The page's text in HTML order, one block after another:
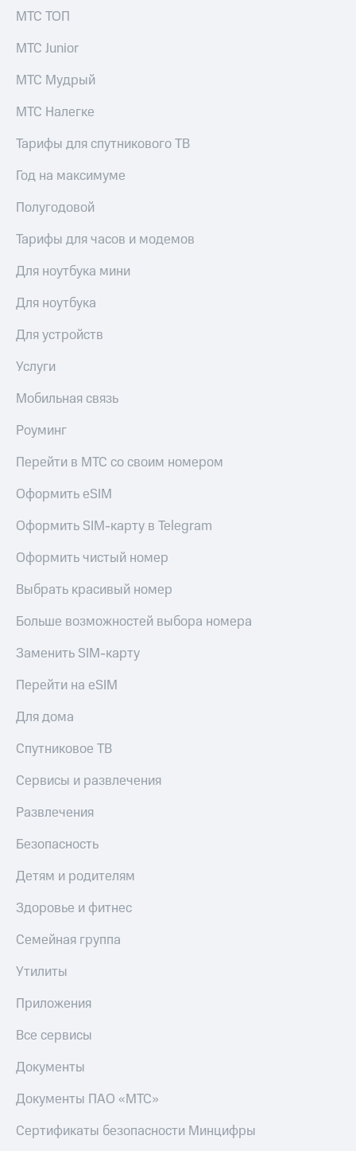
МТС ТОП
МТС Junior
МТС Мудрый
МТС Налегке
Тарифы для спутникового ТВ
Год на максимуме
Полугодовой
Тарифы для часов и модемов
Для ноутбука мини
Для ноутбука
Для устройств
Услуги
Мобильная связь
Роуминг
Перейти в МТС со своим номером
Оформить eSIM
Оформить SIM-карту в Telegram
Оформить чистый номер
Выбрать красивый номер
Больше возможностей выбора номера
Заменить SIM-карту
Перейти на eSIM
Для дома
Спутниковое ТВ
Сервисы и развлечения
Развлечения
Безопасность
Детям и родителям
Здоровье и фитнес
Семейная группа
Утилиты
Приложения
Все сервисы
Документы
Документы ПАО «МТС»
Сертификаты безопасности Минцифры